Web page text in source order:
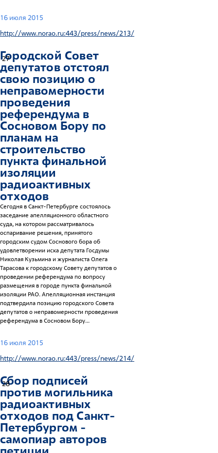
16 июля 2015
http://www.norao.ru:443/press/news/213/
27
Городской Совет
депутатов отстоял
свою позицию о
неправомерности
проведения
референдума в
Сосновом Бору по
планам на
строительство
пункта финальной
изоляции
радиоактивных
отходов
Сегодня в Санкт-Петербурге состоялось
заседание апелляционного областного
суда, на котором рассматривалось
оспаривание решения, принятого
городским судом Соснового бора об
удовлетворении иска депутата Госдумы
Николая Кузьмина и журналиста Олега
Тарасова к городскому Совету депутатов о
проведении референдума по вопросу
размещения в городе пункта финальной
изоляции РАО. Апелляционная инстанция
подтвердила позицию городского Совета
депутатов о неправомерности проведения
референдума в Сосновом Бору...
16 июля 2015
http://www.norao.ru:443/press/news/214/
28
Сбор подписей
против могильника
радиоактивных
отходов под Санкт-
Петербургом -
самопиар авторов